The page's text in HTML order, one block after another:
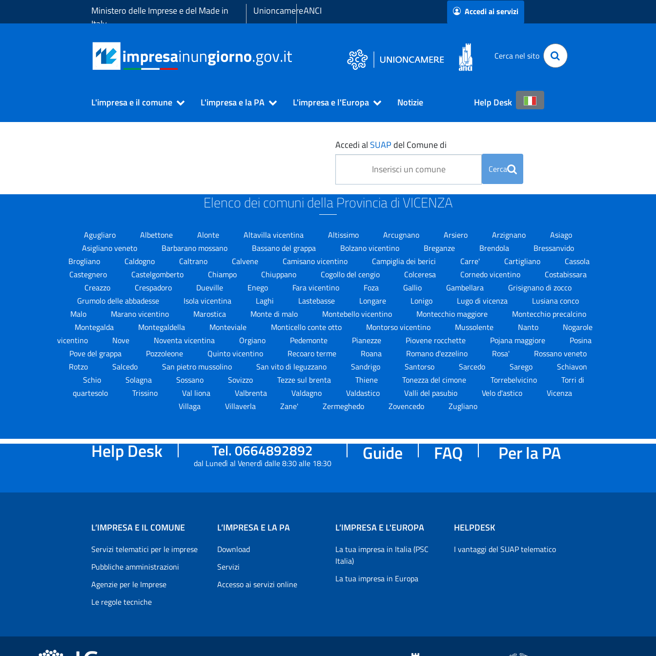
Ministero delle Imprese e del Made in
Italy
UnioncamereANCI Accedi ai servizi
Cerca nel sito
L'impresa e il comune L'impresa e la PA L'impresa e l'Europa Notizie Help Desk
Accedi al SUAP del Comune di
Cerca
Elenco dei comuni della Provincia di VICENZA
Agugliaro Albettone Alonte Altavilla vicentina Altissimo Arcugnano Arsiero Arzignano
Asiago
Asigliano veneto
Barbarano mossano Bassano del grappa Bolzano vicentino Breganze Brendola
Bressanvido
Brogliano
Caldogno Caltrano Calvene Camisano vicentino Campiglia dei berici Carre' Cartigliano
Cassola
Castegnero
Castelgomberto Chiampo Chiuppano Cogollo del cengio Colceresa Cornedo vicentino
Costabissara
Creazzo
Crespadoro Dueville Enego Fara vicentino Foza Gallio Gambellara
Grisignano di zocco
Grumolo delle abbadesse
Isola vicentina Laghi Lastebasse Longare Lonigo Lugo di vicenza
Lusiana conco
Malo
Marano vicentino Marostica Monte di malo Montebello vicentino Montecchio maggiore
Montecchio precalcino
Montegalda
Montegaldella Monteviale Monticello conte otto Montorso vicentino Mussolente Nanto
Nogarole
vicentino
Nove Noventa vicentina Orgiano Pedemonte Pianezze Piovene rocchette Pojana maggiore
Posina
Pove del grappa
Pozzoleone Quinto vicentino Recoaro terme Roana Romano d'ezzelino Rosa'
Rossano veneto
Rotzo
Salcedo San pietro mussolino San vito di leguzzano Sandrigo Santorso Sarcedo Sarego
Schiavon
Schio
Solagna Sossano Sovizzo Tezze sul brenta Thiene Tonezza del cimone Torrebelvicino
Torri di
quartesolo
Trissino Val liona Valbrenta Valdagno Valdastico Valli del pasubio Velo d'astico
Vicenza
Villaga
Villaverla Zane' Zermeghedo Zovencedo Zugliano
Help Desk Tel. 0664892892
dal Lunedì al Venerdì dalle 8:30 alle 18:30 Guide FAQ Per la PA
L’IMPRESA E IL COMUNE
Servizi telematici per le imprese
Pubbliche amministrazioni
Agenzie per le Imprese
Le regole tecniche
L’IMPRESA E LA PA
Download
Servizi
Accesso ai servizi online
L’IMPRESA E L'EUROPA
La tua impresa in Italia (PSC
Italia)
La tua impresa in Europa
HELPDESK
I vantaggi del SUAP telematico